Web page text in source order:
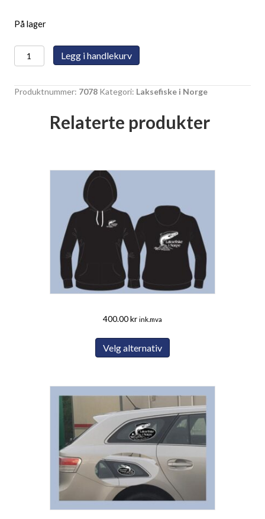
På lager
Laksefiske
i
Type
Legg i handlekurv
Produktnummer: 7078 Kategori: Laksefiske i Norge
Relaterte produkter
400.00kr ink.mva
Velg alternativ
varianter.
Alternativene
kan
velges
på
produktsiden